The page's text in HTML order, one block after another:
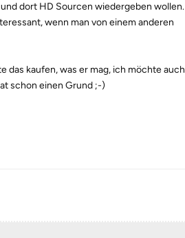
dort HD Sourcen wiedergeben wollen.
wenn man von einem anderen
das kaufen, was er mag, ich möchte auch
schon einen Grund ;-)